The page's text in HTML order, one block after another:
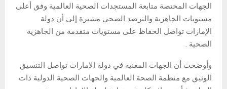
الجهات المختصة متابعة المستجدات الصحية العالمية وفق أعلى
مستويات الجاهزية والترصد الصحي مشيرة إلى أن دولة
الإمارات تواصل الحفاظ على مستويات متقدمة من الجاهزية
الصحية .
وأوضحت أن الجهات المعنية في دولة الإمارات تواصل التنسيق
الوثيق مع منظمة الصحة العالمية والجهات الصحية الدولية ذات